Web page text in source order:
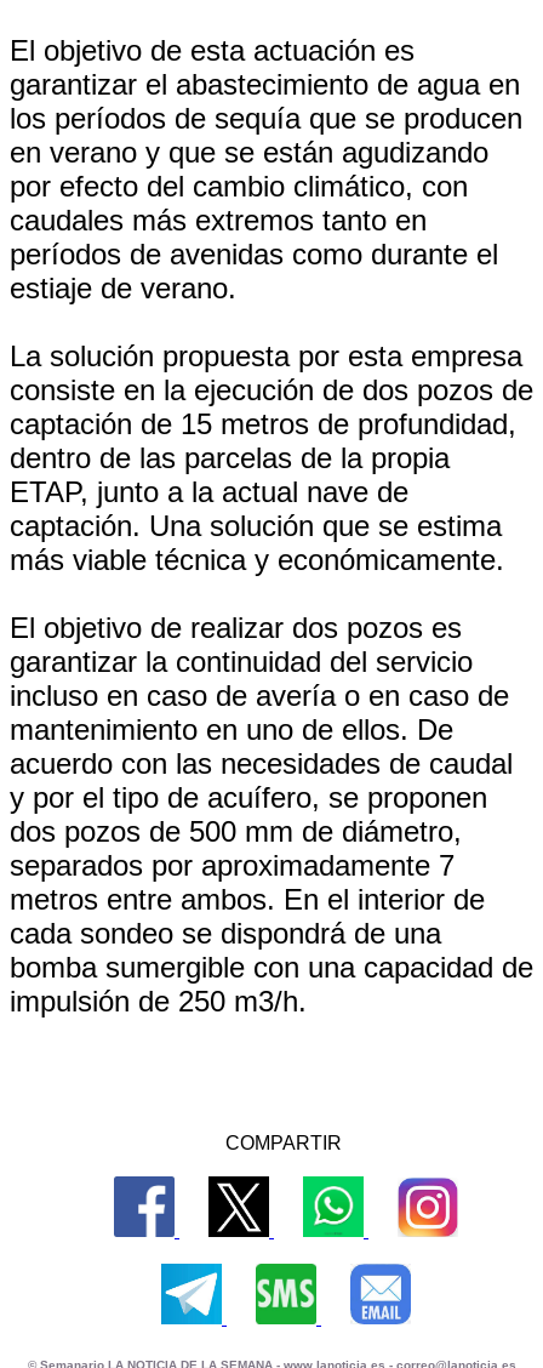
El objetivo de esta actuación es
garantizar el abastecimiento de agua en
los períodos de sequía que se producen
en verano y que se están agudizando
por efecto del cambio climático, con
caudales más extremos tanto en
períodos de avenidas como durante el
estiaje de verano.
La solución propuesta por esta empresa
consiste en la ejecución de dos pozos de
captación de 15 metros de profundidad,
dentro de las parcelas de la propia
ETAP, junto a la actual nave de
captación. Una solución que se estima
más viable técnica y económicamente.
El objetivo de realizar dos pozos es
garantizar la continuidad del servicio
incluso en caso de avería o en caso de
mantenimiento en uno de ellos. De
acuerdo con las necesidades de caudal
y por el tipo de acuífero, se proponen
dos pozos de 500 mm de diámetro,
separados por aproximadamente 7
metros entre ambos. En el interior de
cada sondeo se dispondrá de una
bomba sumergible con una capacidad de
impulsión de 250 m3/h.
COMPARTIR
© Semanario LA NOTICIA DE LA SEMANA - www.lanoticia.es - correo@lanoticia.es